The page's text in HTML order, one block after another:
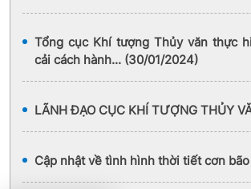
Tổng cục Khí tượng Thủy văn thực
cải cách hành... (30/01/2024)
LÃNH ĐẠO CỤC KHÍ TƯỢNG THỦY
Cập nhật về tình hình thời tiết cơn